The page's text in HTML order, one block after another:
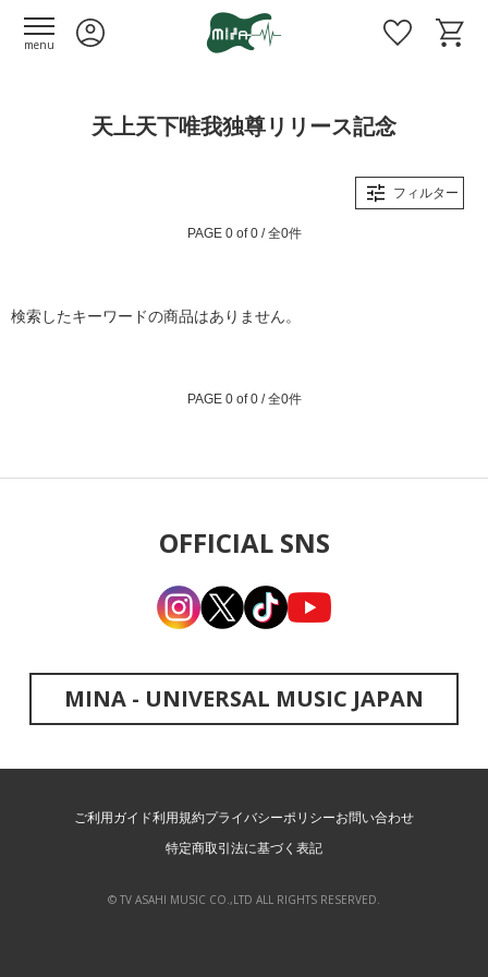
menu
天上天下唯我独尊リリース記念
フィルター
PAGE 0 of 0 / 全0件
検索したキーワードの商品はありません。
PAGE 0 of 0 / 全0件
OFFICIAL SNS
MINA - UNIVERSAL MUSIC JAPAN
ご利用ガイド利用規約プライバシーポリシーお問い合わせ
特定商取引法に基づく表記
© TV ASAHI MUSIC CO.,LTD ALL RIGHTS RESERVED.